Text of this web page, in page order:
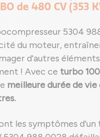
de 480 CV (353
5304
du moteur,
d'autres
! Avec ce turbo
meilleure durée de vie
les symptômes